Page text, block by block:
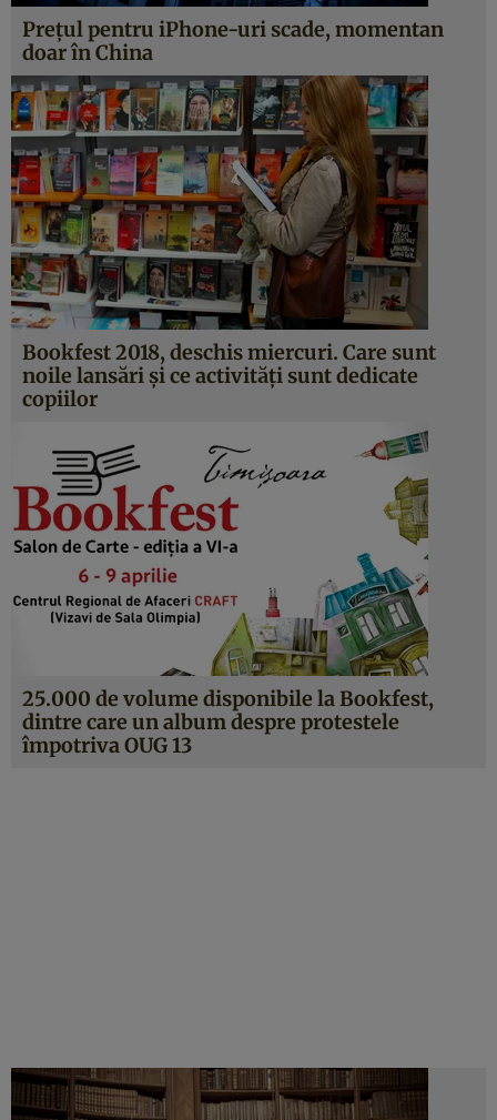
Preţul pentru iPhone-uri scade, momentan
doar în China
Bookfest 2018, deschis miercuri. Care sunt
noile lansări şi ce activităţi sunt dedicate
copiilor
25.000 de volume disponibile la Bookfest,
dintre care un album despre protestele
împotriva OUG 13